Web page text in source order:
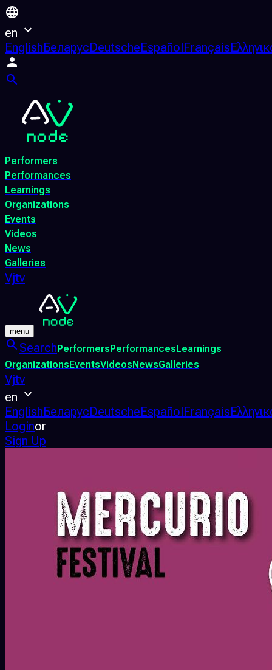
en
EnglishБеларусDeutscheEspañolFrançais
Performers
Performances
Learnings
Organizations
Events
Videos
News
Galleries
Vjtv
menu
SearchPerformersPerformancesLearnings
OrganizationsEventsVideosNewsGalleries
Vjtv
en
EnglishБеларусDeutscheEspañolFrançais
Loginor
Sign Up